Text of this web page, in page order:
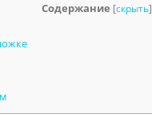
Содержание [скрыть]